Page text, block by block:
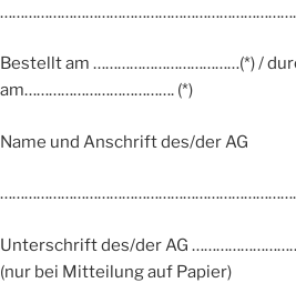
Bestellt am ………………………………(*) /
am………………………………. (*)
Name und Anschrift des/der AG
Unterschrift des/der AG
(nur bei Mitteilung auf Papier)